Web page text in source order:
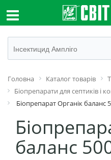
Головна Каталог товарів
Біопрепарати для септиків і
Біопрепарат Органік баланс
баланс